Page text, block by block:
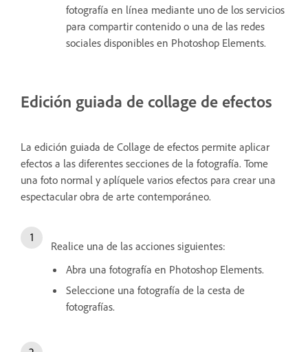
fotografía en línea mediante uno de los servicios
para compartir contenido o una de las redes
sociales disponibles en Photoshop Elements.
Edición guiada de collage de efectos
La edición guiada de Collage de efectos permite aplicar
efectos a las diferentes secciones de la fotografía. Tome
una foto normal y aplíquele varios efectos para crear una
espectacular obra de arte contemporáneo.
Realice una de las acciones siguientes:
Abra una fotografía en Photoshop Elements.
Seleccione una fotografía de la cesta de
fotografías.